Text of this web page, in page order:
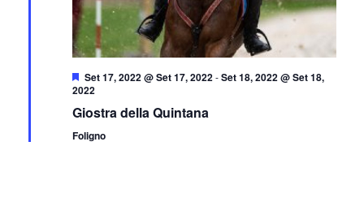
Segnalati
Set 17, 2022 @ Set 17, 2022-Set 18, 2022 @ Set 18,
2022
Giostra della Quintana
Foligno